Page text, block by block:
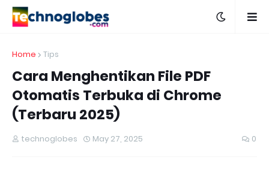
Home Tips
Cara Menghentikan File PDF
Otomatis Terbuka di Chrome
(Terbaru 2025)
technoglobes May 27, 2025 0